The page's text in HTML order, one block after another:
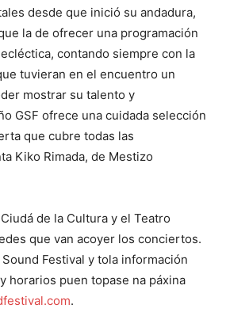
desde que inició su andadura,
la de ofrecer una programación
contando siempre con la
tuvieran en el encuentro un
mostrar su talento y
GSF ofrece una cuidada selección
que cubre todas las
Kiko Rimada, de Mestizo
de la Cultura y el Teatro
que van acoyer los conciertos.
Festival y tola información
horarios puen topase na páxina
.